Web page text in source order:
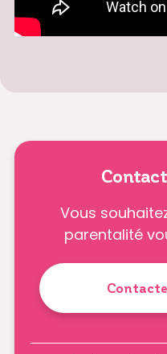
Vous
parentalité